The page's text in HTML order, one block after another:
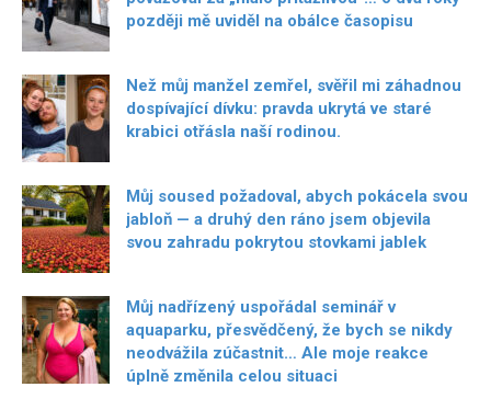
později mě uviděl na obálce časopisu
Než můj manžel zemřel, svěřil mi záhadnou
dospívající dívku: pravda ukrytá ve staré
krabici otřásla naší rodinou.
Můj soused požadoval, abych pokácela svou
jabloň — a druhý den ráno jsem objevila
svou zahradu pokrytou stovkami jablek
Můj nadřízený uspořádal seminář v
aquaparku, přesvědčený, že bych se nikdy
neodvážila zúčastnit… Ale moje reakce
úplně změnila celou situaci